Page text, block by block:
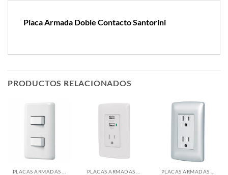
Placa Armada Doble Contacto Santorini
PRODUCTOS RELACIONADOS